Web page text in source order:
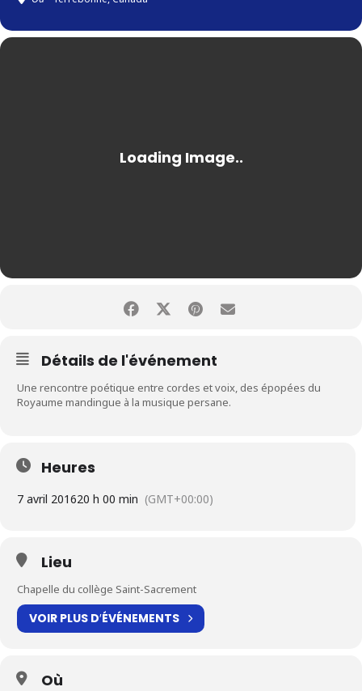
Détails de l'événement
Une rencontre poétique entre cordes et voix, des épopées du
Royaume mandingue à la musique persane.
Heures
7 avril 201620 h 00 min (GMT+00:00)
Lieu
Chapelle du collège Saint-Sacrement
VOIR PLUS D′ÉVÉNEMENTS
Où